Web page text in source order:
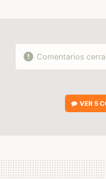
Comentarios
VER 5